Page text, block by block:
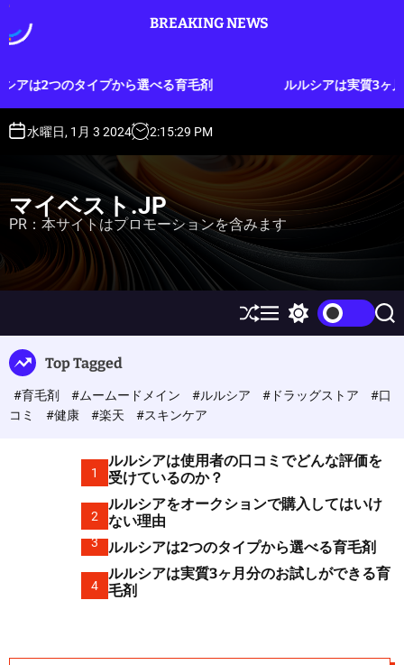
o
BREAKING NEWS
ら選べる育毛剤 ルルシアは実質3ヶ月分のお試しができ
水曜日, 1月 3 2024 2:15:30 PM
マイベスト.JP
PR：本サイトはプロモーションを含みます
S
h
e
M
e w
h
o
o
S
e
h
Top Tagged
#育毛剤 #ムームードメイン #ルルシア #ドラッグストア
#口
コミ
#健康 #楽天 #スキンケア
1
ルルシアは使用者の口コミでどんな評価を
受けているのか？
2
ルルシアをオークションで購入してはいけ
ない理由
3 ルルシアは2つのタイプから選べる育毛剤
4
ルルシアは実質3ヶ月分のお試しができる育
毛剤